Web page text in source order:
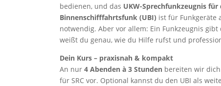
bedienen, und das UKW-Sprechfunkzeugnis für
Binnenschifffahrtsfunk (UBI) ist für Funkgeräte
notwendig. Aber vor allem: Ein Funkzeugnis
weißt du genau, wie du Hilfe rufst und
Dein Kurs – praxisnah & kompakt
An nur 4 Abenden à 3 Stundenbereiten wir
für SRC vor. Optional kannst du den UBI als